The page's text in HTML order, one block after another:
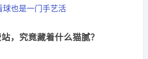
也是一门手艺活
，究竟藏着什么猫腻？